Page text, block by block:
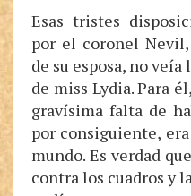
Esas tristes
por el coronel
de su esposa, no veía
de miss Lydia. Para
gravísima falta de
por consiguiente,
mundo. Es verdad
contra los cuadros y